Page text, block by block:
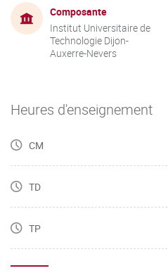
Composante
Institut Universitaire de
Technologie Dijon-
Auxerre-Nevers
Heures d'enseignement
CM
TD
TP